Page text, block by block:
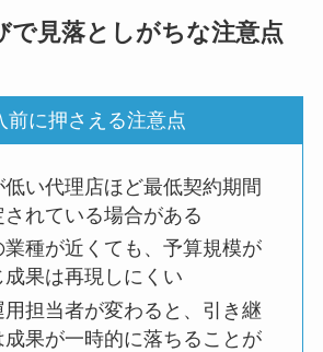
で見落としがちな注意点
前に押さえる注意点
い代理店ほど最低契約期間
れている場合がある
種が近くても、予算規模が
果は再現しにくい
担当者が変わると、引き継
成果が一時的に落ちることが